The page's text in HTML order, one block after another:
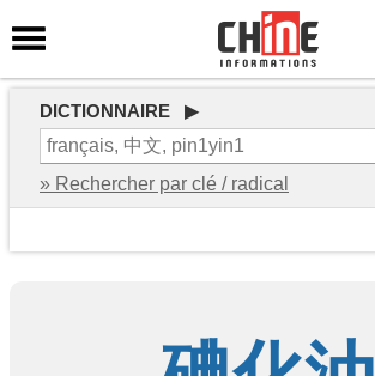
DICTIONNAIRE ▶
» Rechercher par clé / radical